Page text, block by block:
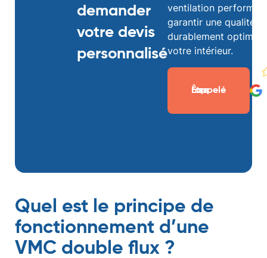
demander
votre devis
personnalisé
ventilation
garantir une qualité
durablement
votre intérieur.
Être rappelé
Quel est le principe de
fonctionnement d’une
VMC double flux ?